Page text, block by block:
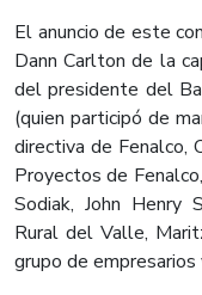
El anuncio de este
Dann Carlton de la
del presidente del
(quien participó de
directiva de Fenalco,
Proyectos de
Sodiak, John Henry
Rural del Valle,
grupo de empresarios